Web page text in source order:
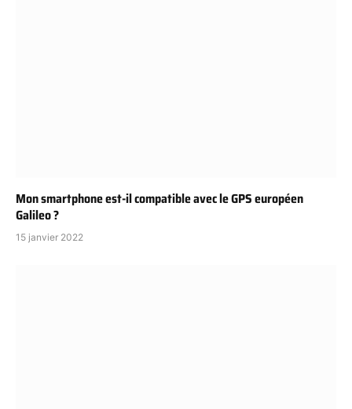
Mon smartphone est-il compatible avec le GPS européen
Galileo ?
15 janvier 2022